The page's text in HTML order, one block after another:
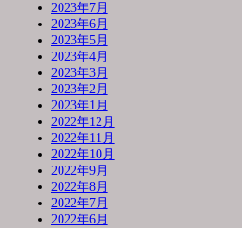
2023年7月
2023年6月
2023年5月
2023年4月
2023年3月
2023年2月
2023年1月
2022年12月
2022年11月
2022年10月
2022年9月
2022年8月
2022年7月
2022年6月